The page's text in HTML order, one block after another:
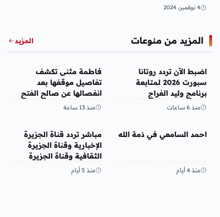
4 نوفمبر، 2024
المزيد من منوعات المزيد
منوعات
اضبط الآن تردد روتانا
سبورت 2026 لمتابعة
برنامج وليد الفراج
منذ 6 ساعات
منوعات
فاطمة مثنى تكشف
تفاصيل موقفها بعد
انفصالها عن صالح الفتح
منذ 13 ساعة
منوعات
احمد السامعي في ذمة الله
منذ 4 أيام
منوعات
مباشر تردد قناة الجزيرة
الإخبارية وقناة الجزيرة
الثقافية وقناة الجزيرة
مباشر قنوات الجزيرة 2026
منذ 5 أيام